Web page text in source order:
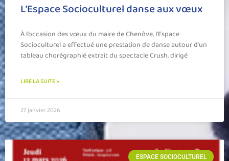
L’Espace Socioculturel danse aux vœux
À l’occasion des vœux du maire de Chenôve, l’Espace
Socioculturel a effectué une prestation de danse autour d’un
tableau chorégraphié extrait du spectacle Crush, dirigé
LIRE LA SUITE »
27 janvier 2026
ESPACE SOCIOCULTUREL